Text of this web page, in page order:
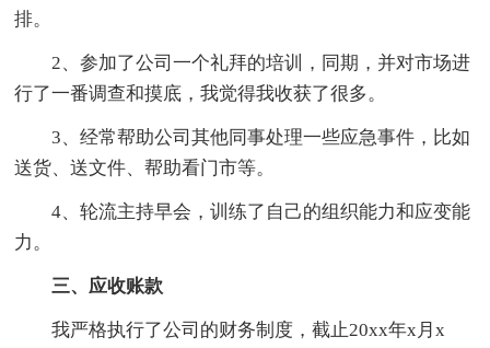
排。
2、参加了公司一个礼拜的培训，同期，并对市场进
行了一番调查和摸底，我觉得我收获了很多。
3、经常帮助公司其他同事处理一些应急事件，比如
送货、送文件、帮助看门市等。
4、轮流主持早会，训练了自己的组织能力和应变能
力。
三、应收账款
我严格执行了公司的财务制度，截止20xx年x月x